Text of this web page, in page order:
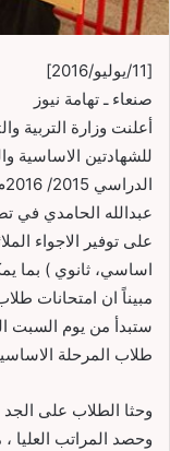
[11/يوليو/2016]
صنعاء ـ تهامة نيوز
أعلنت وزارة التربية
للشهادتين الاساسية
عبدالله الحامدي في
على توفير الاجواء
اساسي، ثانوي ) بما
مبيناً ان امتحانات
طلاب المرحلة الاساسية والتي
وحثا الطلاب على الجد
وحصد المراتب العليا ،